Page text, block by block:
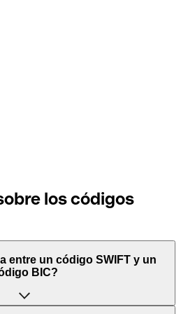
los códigos
entre un código SWIFT y un
BIC?